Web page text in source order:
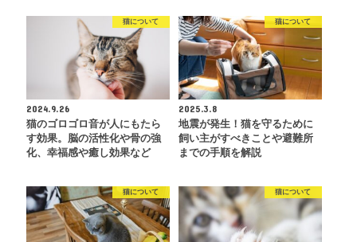
猫について
2024.9.26
猫のゴロゴロ音が人にもたら
す効果。脳の活性化や骨の強
化、幸福感や癒し効果など
猫について
2025.3.8
地震が発生！猫を守るために
飼い主がすべきことや避難所
までの手順を解説
猫について 猫について